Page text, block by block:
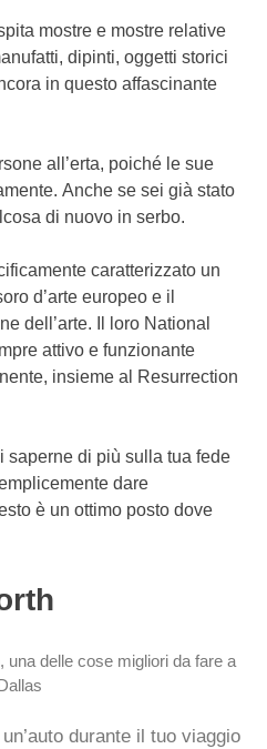
mostre e mostre relative
dipinti, oggetti storici
in questo affascinante
all’erta, poiché le sue
Anche se sei già stato
di nuovo in serbo.
caratterizzato un
d’arte europeo e il
dell’arte.
Il loro National
attivo e funzionante
insieme al Resurrection
saperne di più sulla tua fede
dare
è un ottimo posto dove
durante il tuo viaggio